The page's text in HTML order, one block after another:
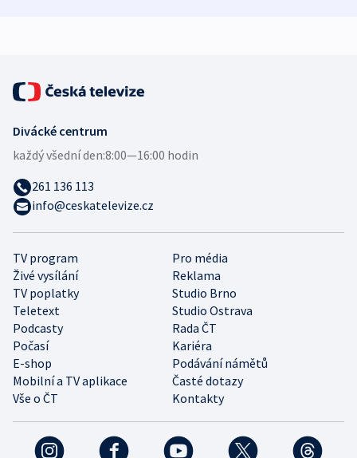
TV program
Pro média
Živé vysílání
Reklama
TV poplatky
Studio Brno
Teletext
Studio Ostrava
Podcasty
Rada ČT
Počasí
Kariéra
E-shop
Podávání námětů
Mobilní a TV aplikace
Časté dotazy
Vše o ČT
Kontakty
Divácké centrum
každý všední den:8:00—16:00 hodin
261 136 113
info@ceskatelevize.cz